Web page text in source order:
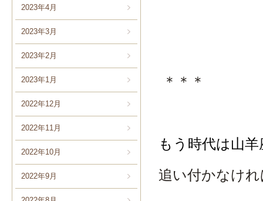
2023年4月
2023年3月
2023年2月
2023年1月
2022年12月
2022年11月
2022年10月
2022年9月
＊＊＊
もう時代は山
追い付かなけ